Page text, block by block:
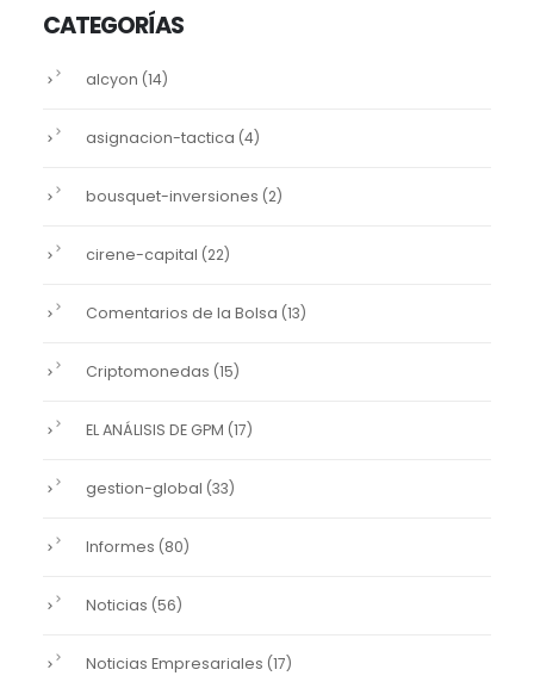
CATEGORÍAS
alcyon (14)
asignacion-tactica (4)
bousquet-inversiones (2)
cirene-capital (22)
Comentarios de la Bolsa (13)
Criptomonedas (15)
EL ANÁLISIS DE GPM (17)
gestion-global (33)
Informes (80)
Noticias (56)
Noticias Empresariales (17)